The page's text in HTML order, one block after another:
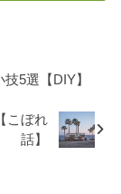
5選【DIY】
こぼれ
話】